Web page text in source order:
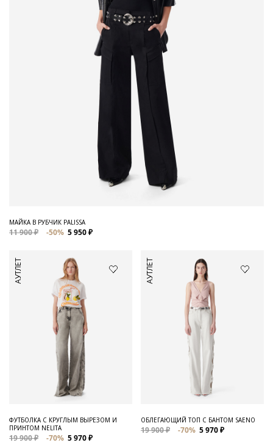
МАЙКА В РУБЧИК PALISSA
11 900 ₽ -50% 5 950 ₽
АУТЛЕТ
ФУТБОЛКА С КРУГЛЫМ ВЫРЕЗОМ И
ПРИНТОМ NELITA
19 900 ₽ -70% 5 970 ₽
АУТЛЕТ
ОБЛЕГАЮЩИЙ ТОП С БАНТОМ SAENO
19 900 ₽ -70% 5 970 ₽